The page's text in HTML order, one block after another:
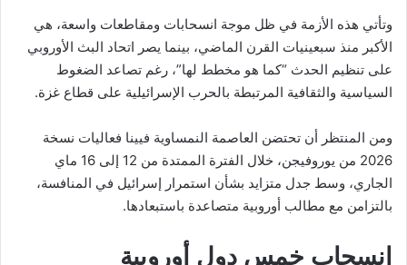
وتأتي هذه الأزمة في ظل موجة انسحابات ومقاطعات واسعة، هي
الأكبر منذ سبعينيات القرن الماضي، بينما يصر اتحاد البث الأوروبي
على تنظيم الحدث “كما هو مخطط لها”، رغم تصاعد الضغوط
السياسية والثقافية المرتبطة بالحرب الإسرائيلية على قطاع غزة.
ومن المنتظر أن تحتضن العاصمة النمساوية فيينا فعاليات نسخة
2026 من يوروفيجن، خلال الفترة الممتدة من 12 إلى 16 ماي
الجاري، وسط جدل متزايد بشأن استمرار إسرائيل في المنافسة،
بالتزامن مع مطالب أوروبية متصاعدة باستبعادها.
انسحاب خمس دول أوروبية